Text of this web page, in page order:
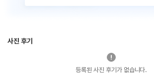
사진 후기
등록된 사진 후기가 없습니다.